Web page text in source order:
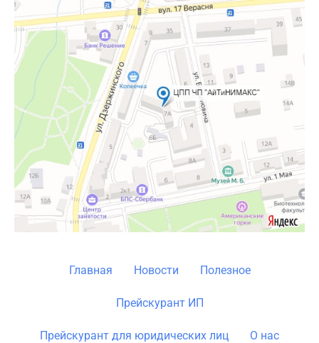
Главная Новости Полезное
Прейскурант ИП
Прейскурант для юридических лиц О нас